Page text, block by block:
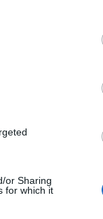
or Sharing
for which it
και
με τα υλικά
που θα
υλικά δεν τα